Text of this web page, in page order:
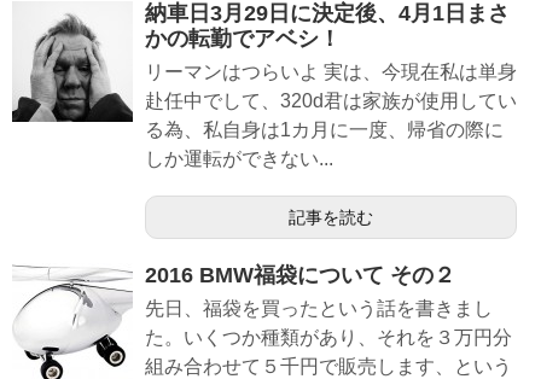
納車日3月29日に決定後、4月1日まさ
かの転勤でアベシ！
リーマンはつらいよ 実は、今現在私は単身
赴任中でして、320d君は家族が使用してい
る為、私自身は1カ月に一度、帰省の際に
しか運転ができない...
記事を読む
2016 BMW福袋について その２
先日、福袋を買ったという話を書きまし
た。いくつか種類があり、それを３万円分
組み合わせて５千円で販売します、という